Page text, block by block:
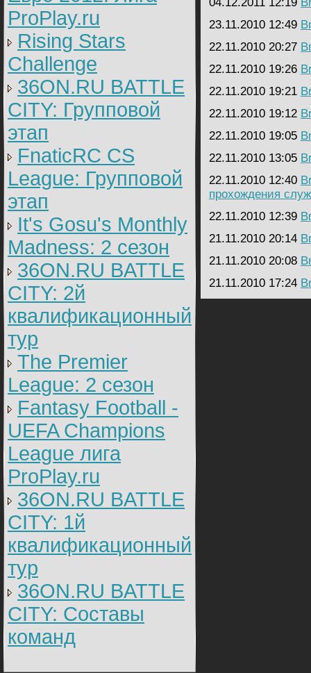
ProPlay.ru
Rising Stars
Challenge
36ON.RU BATTLE
CITY: Групповой
этап
FnaticRC CS
League: Групповой
этап
It's Gosu's Monthly
Madness: 2 сезон
36ON.RU BATTLE
CITY: 2й
квалификационный
тур
The Premier
League: 2 cезон
Fantasy Football -
UEFA Champions
League лига
ProPlay.ru
36ON.RU BATTLE
CITY: 1й
квалификационный
тур
36ON.RU BATTLE
CITY: Составы
команд
23.11.2010 12:49
22.11.2010 20:27
22.11.2010 19:26
22.11.2010 19:21
22.11.2010 19:12
22.11.2010 19:05
22.11.2010 13:05
22.11.2010 12:40
прохождения
22.11.2010 12:39
21.11.2010 20:14
21.11.2010 20:08
21.11.2010 17:24